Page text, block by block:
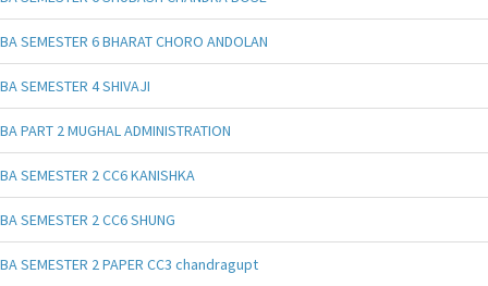
BA SEMESTER 6 BHARAT CHORO ANDOLAN
BA SEMESTER 4 SHIVAJI
BA PART 2 MUGHAL ADMINISTRATION
BA SEMESTER 2 CC6 KANISHKA
BA SEMESTER 2 CC6 SHUNG
BA SEMESTER 2 PAPER CC3 chandragupt